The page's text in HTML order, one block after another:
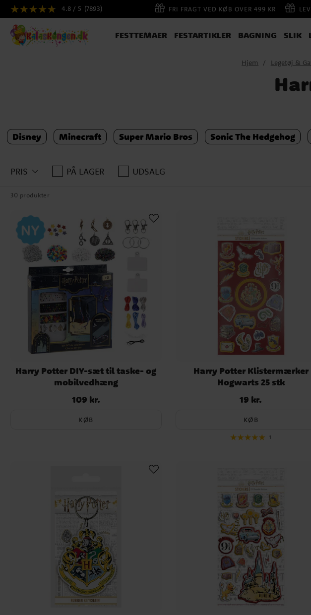
4.8 / 5 (7893) FRI FRAGT VED KØB OVER 499 KR
FESTTEMAER FESTARTIKLER BAGNING SLIK
Hjem Legetøj &
Disney Minecraft Super Mario Bros Sonic The Hedgehog
PRIS PÅ LAGER UDSALG
30 produkter
Harry Potter DIY-sæt til taske- og
mobilvedhæng
Pris:109 kr.
109 kr.
KØB
Harry Potter Klistermærker
Hogwarts 25 stk
Pris: 19 kr.
19 kr.
KØB
1